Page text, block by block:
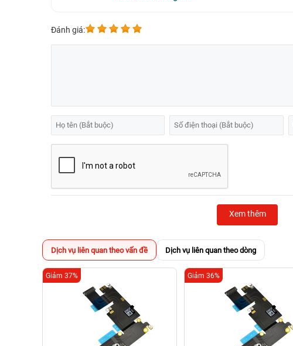
Đánh giá:
Xem thêm
Dịch vụ liên quan theo vấn đề Dịch vụ liên quan theo dòng
Giảm 37% Giảm 36%